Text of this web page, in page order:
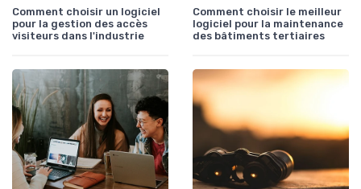
Comment choisir un logiciel
pour la gestion des accès
visiteurs dans l'industrie
Comment choisir le meilleur
logiciel pour la maintenance
des bâtiments tertiaires